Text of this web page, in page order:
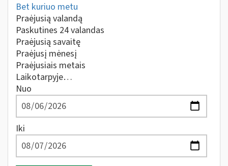
Bet kuriuo metu
Praėjusią valandą
Paskutines 24 valandas
Praėjusią savaitę
Praėjusį mėnesį
Praėjusiais metais
Laikotarpyje…
Nuo
Iki